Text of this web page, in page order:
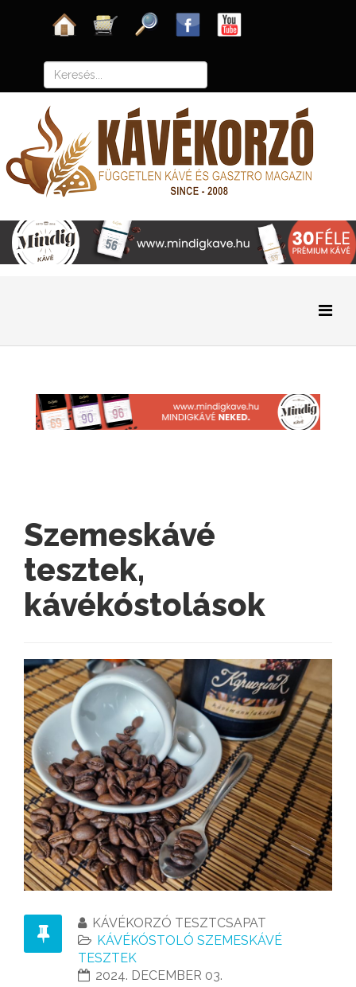
Szemeskávé
tesztek,
kávékóstolások
KÁVÉKORZÓ TESZTCSAPAT
KÁVÉKÓSTOLÓ SZEMESKÁVÉ
TESZTEK
2024. DECEMBER 03.